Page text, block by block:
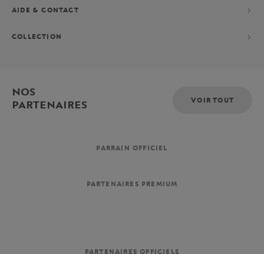
AIDE & CONTACT
COLLECTION
NOS
PARTENAIRES
VOIR TOUT
PARRAIN OFFICIEL
PARTENAIRES PREMIUM
PARTENAIRES OFFICIELS